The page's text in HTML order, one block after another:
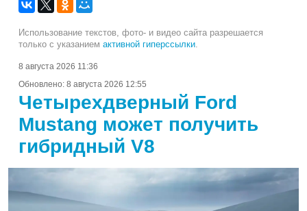
Использование текстов, фото- и видео сайта разрешается
только с указанием активной гиперссылки.
8 августа 2026 11:36
Обновлено: 8 августа 2026 12:55
Четырехдверный Ford
Mustang может получить
гибридный V8